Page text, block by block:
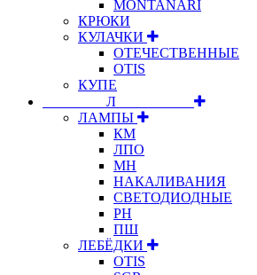
MONTANARI
КРЮКИ
КУЛАЧКИ
ОТЕЧЕСТВЕННЫЕ
OTIS
КУПЕ
⠀⠀⠀⠀⠀⠀Л⠀⠀⠀⠀⠀⠀⠀
ЛАМПЫ
КМ
ЛПО
МН
НАКАЛИВАНИЯ
СВЕТОДИОДНЫЕ
РН
ПШ
ЛЕБЁДКИ
OTIS